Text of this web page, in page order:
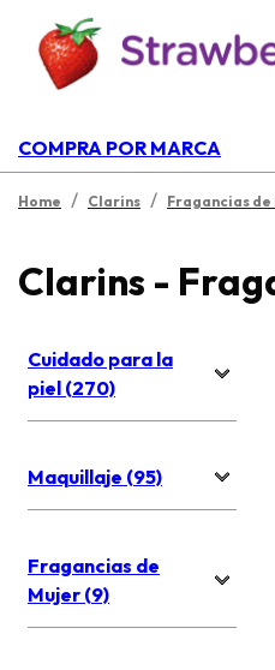
COMPRA POR MARCA
Home / Clarins / Fragancias
Clarins -
Cuidado para la
piel (270)
Maquillaje (95)
Fragancias de
Mujer (9)